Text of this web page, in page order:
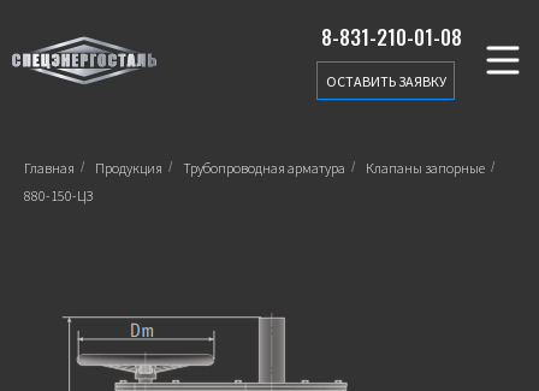
8-831-210-01-08
ОСТАВИТЬ ЗАЯВКУ
Главная / Продукция / Трубопроводная арматура / Клапаны запорные /
880-150-ЦЗ